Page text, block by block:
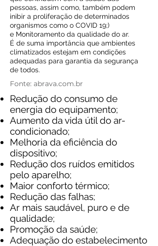
pessoas, assim como, também podem
inibir a proliferação de determinados
organismos como o COVID 19;)
e Monitoramento da qualidade do ar.
É de suma importância que ambientes
climatizados estejam em condições
adequadas para garantia da segurança
de todos.
Fonte: abrava.com.br
Redução do consumo de
energia do equipamento;
Aumento da vida útil do ar-
condicionado;
Melhoria da eficiência do
dispositivo;
Redução dos ruídos emitidos
pelo aparelho;
Maior conforto térmico;
Redução das falhas;
Ar mais saudável, puro e de
qualidade;
Promoção da saúde;
Adequação do estabelecimento